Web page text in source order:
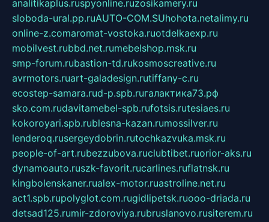
analitikaplus.ruspyonline.ruzosikamery.ru
sloboda-ural.pp.ruAUTO-COM.SUhohota.netalimy.ru
online-z.comaromat-vostoka.ruotdelkaexp.ru
mobilvest.rubbd.net.rumebelshop.msk.ru
smp-forum.rubastion-td.rukosmoscreative.ru
avrmotors.ruart-galadesign.rutiffany-c.ru
ecostep-samara.rud-p.spb.ruгалактика73.рф
sko.com.rudavitamebel-spb.rufotsis.rutesiaes.ru
kokoroyari.spb.rublesna-kazan.rumossilver.ru
lenderoq.rusergeydobrin.rutochkazvuka.msk.ru
people-of-art.rubezzubova.ruclubtibet.ruorior-aks.ru
dynamoauto.ruszk-favorit.rucarlines.ruflatnsk.ru
kingbolenskaner.rualex-motor.ruastroline.net.ru
act1.spb.rupolyglot.com.rugidlipetsk.ruooo-driada.ru
detsad125.rumir-zdoroviya.rubruslanovo.rusiterem.ru